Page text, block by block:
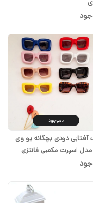
ناموجود
آفتابی دودی بچگانه یو وی